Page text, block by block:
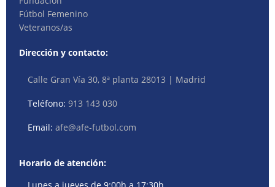
Fútbol Femenino
Veteranos/as
Dirección y contacto:
Calle Gran Vía 30, 8ª planta 28013 | Madrid
Teléfono:913 143 030
Email:afe@afe-futbol.com
Horario de atención: